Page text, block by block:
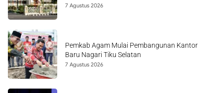
7 Agustus 2026
Pemkab Agam Mulai Pembangunan Kantor
Baru Nagari Tiku Selatan
7 Agustus 2026